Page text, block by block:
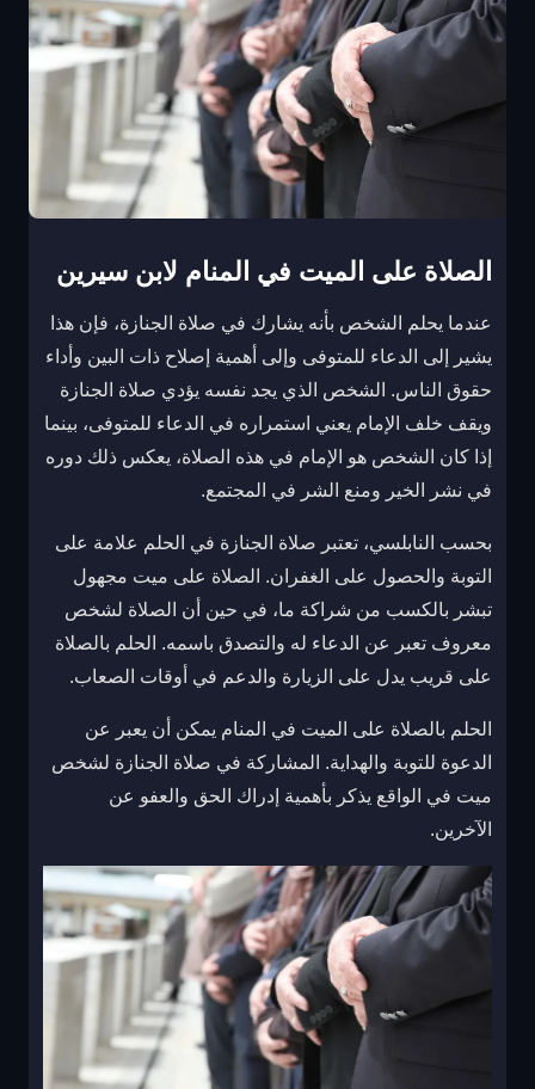
الصلاة على الميت في المنام لابن سيرين
عندما يحلم الشخص بأنه يشارك في صلاة الجنازة، فإن هذا
يشير إلى الدعاء للمتوفى وإلى أهمية إصلاح ذات البين وأداء
حقوق الناس. الشخص الذي يجد نفسه يؤدي صلاة الجنازة
ويقف خلف الإمام يعني استمراره في الدعاء للمتوفى، بينما
إذا كان الشخص هو الإمام في هذه الصلاة، يعكس ذلك دوره
في نشر الخير ومنع الشر في المجتمع.
بحسب النابلسي، تعتبر صلاة الجنازة في الحلم علامة على
التوبة والحصول على الغفران. الصلاة على ميت مجهول
تبشر بالكسب من شراكة ما، في حين أن الصلاة لشخص
معروف تعبر عن الدعاء له والتصدق باسمه. الحلم بالصلاة
على قريب يدل على الزيارة والدعم في أوقات الصعاب.
الحلم بالصلاة على الميت في المنام يمكن أن يعبر عن
الدعوة للتوبة والهداية. المشاركة في صلاة الجنازة لشخص
ميت في الواقع يذكر بأهمية إدراك الحق والعفو عن
الآخرين.